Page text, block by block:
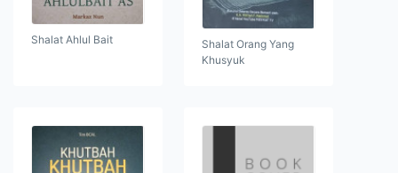
Shalat Ahlul Bait
Shalat Orang Yang
Khusyuk